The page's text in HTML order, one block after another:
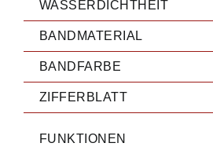
WASSERDICHTHEIT
BANDMATERIAL
BANDFARBE
ZIFFERBLATT
FUNKTIONEN